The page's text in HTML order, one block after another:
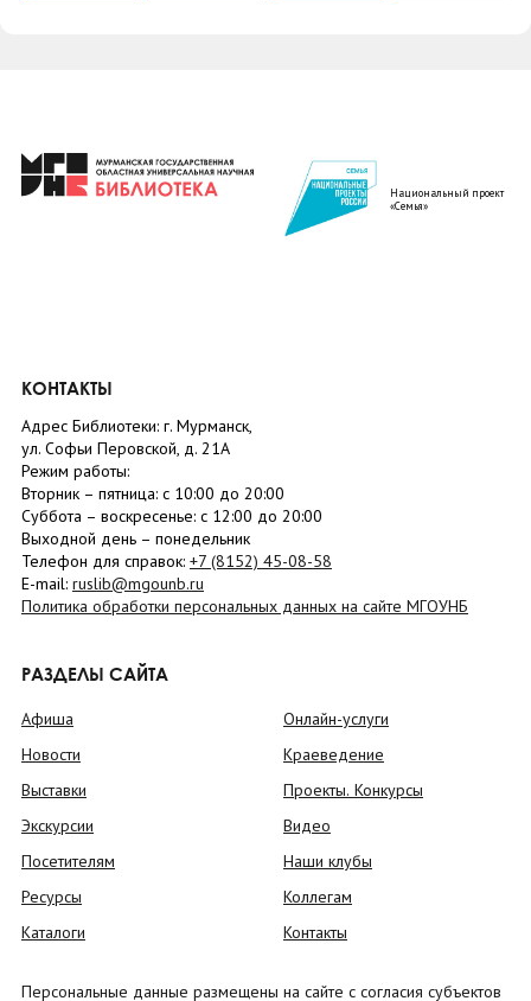
Национальный проект
«Семья»
КОНТАКТЫ
Адрес Библиотеки: г. Мурманск,
ул. Софьи Перовской, д. 21А
Режим работы:
Вторник – пятница: с 10:00 до 20:00
Суббота – воскресенье: c 12:00 до 20:00
Выходной день – понедельник
Телефон для справок: +7 (8152) 45-08-58
E-mail: ruslib@mgounb.ru
Политика обработки персональных данных на сайте МГОУНБ
РАЗДЕЛЫ САЙТА
Афиша
Новости
Выставки
Экскурсии
Посетителям
Ресурсы
Каталоги
Онлайн-услуги
Краеведение
Проекты. Конкурсы
Видео
Наши клубы
Коллегам
Контакты
Персональные данные размещены на сайте с согласия субъектов